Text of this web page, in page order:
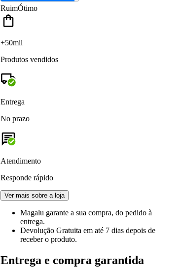
RuimÓtimo
+50mil
Produtos vendidos
Entrega
No prazo
Atendimento
Responde rápido
Ver mais sobre a loja
Magalu garante a sua compra, do pedido à
entrega.
Devolução Gratuita em até 7 dias depois de
receber o produto.
Entrega e compra garantida